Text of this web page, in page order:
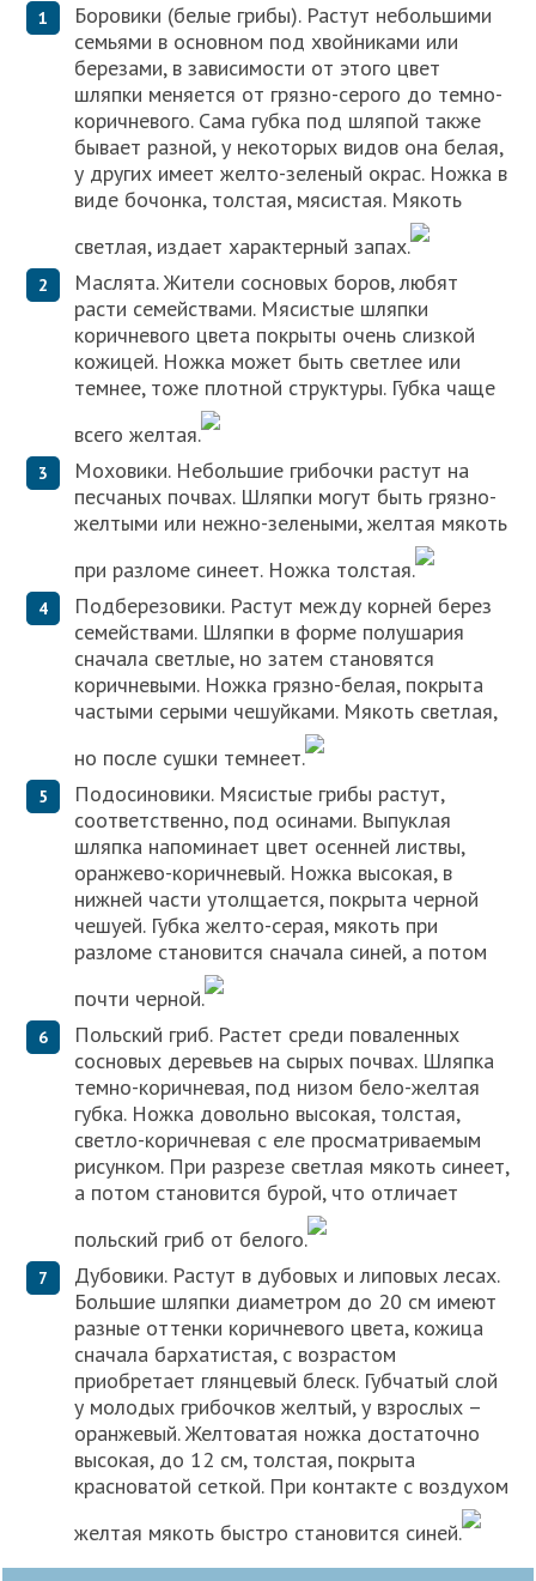
Боровики (белые грибы). Растут небольшими
семьями в основном под хвойниками или
березами, в зависимости от этого цвет
шляпки меняется от грязно-серого до темно-
коричневого. Сама губка под шляпой также
бывает разной, у некоторых видов она белая,
у других имеет желто-зеленый окрас. Ножка в
виде бочонка, толстая, мясистая. Мякоть
светлая, издает характерный запах.
Маслята. Жители сосновых боров, любят
расти семействами. Мясистые шляпки
коричневого цвета покрыты очень слизкой
кожицей. Ножка может быть светлее или
темнее, тоже плотной структуры. Губка чаще
всего желтая.
Моховики. Небольшие грибочки растут на
песчаных почвах. Шляпки могут быть грязно-
желтыми или нежно-зелеными, желтая мякоть
при разломе синеет. Ножка толстая.
Подберезовики. Растут между корней берез
семействами. Шляпки в форме полушария
сначала светлые, но затем становятся
коричневыми. Ножка грязно-белая, покрыта
частыми серыми чешуйками. Мякоть светлая,
но после сушки темнеет.
Подосиновики. Мясистые грибы растут,
соответственно, под осинами. Выпуклая
шляпка напоминает цвет осенней листвы,
оранжево-коричневый. Ножка высокая, в
нижней части утолщается, покрыта черной
чешуей. Губка желто-серая, мякоть при
разломе становится сначала синей, а потом
почти черной.
Польский гриб. Растет среди поваленных
сосновых деревьев на сырых почвах. Шляпка
темно-коричневая, под низом бело-желтая
губка. Ножка довольно высокая, толстая,
светло-коричневая с еле просматриваемым
рисунком. При разрезе светлая мякоть синеет,
а потом становится бурой, что отличает
польский гриб от белого.
Дубовики. Растут в дубовых и липовых лесах.
Большие шляпки диаметром до 20 см имеют
разные оттенки коричневого цвета, кожица
сначала бархатистая, с возрастом
приобретает глянцевый блеск. Губчатый слой
у молодых грибочков желтый, у взрослых –
оранжевый. Желтоватая ножка достаточно
высокая, до 12 см, толстая, покрыта
красноватой сеткой. При контакте с воздухом
желтая мякоть быстро становится синей.